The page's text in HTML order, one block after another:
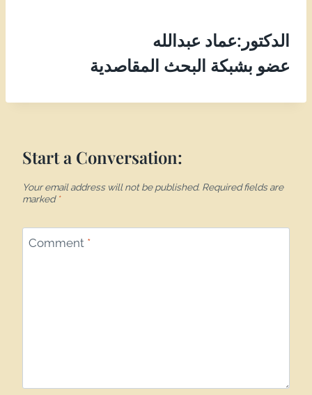
الدكتور:عماد عبدالله
عضو بشبكة البحث المقاصدية
Start a Conversation:
Your email address will not be published. Required fields are
marked *
Comment *